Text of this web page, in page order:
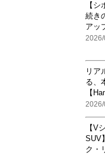
【
続き
アッ
リア
る、
【
【V
SUV
ク・